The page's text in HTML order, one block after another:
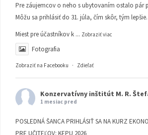
Pre záujemcov o neho s ubytovaním ostalo pár
Môžu sa prihlásiť do 31. júla, čím skôr, tým lepšie.
Miest pre účastníkov k ... Zobraziť viac
Fotografia
Zobraziť na Facebooku · Zdieľať
Konzervatívny inštitút M. R.
1 mesiac pred
POSLEDNÁ ŠANCA PRIHLÁSIŤ SA NA KURZ